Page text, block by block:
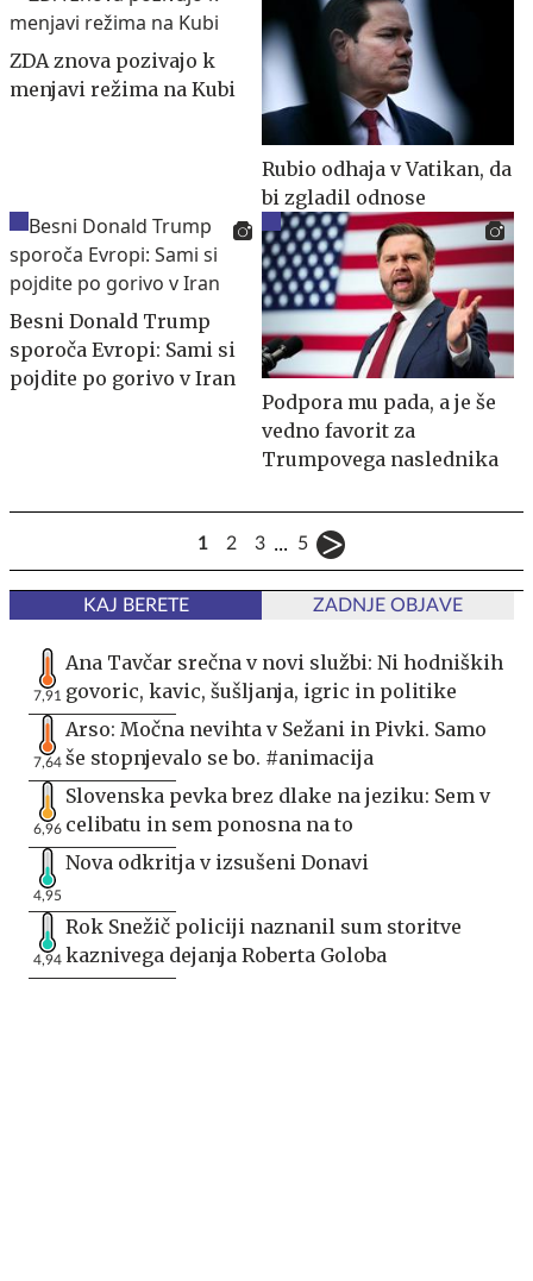
ZDA znova pozivajo k
menjavi režima na Kubi
Rubio odhaja v Vatikan, da
bi zgladil odnose
Besni Donald Trump
sporoča Evropi: Sami si
pojdite po gorivo v Iran
Podpora mu pada, a je še
vedno favorit za
Trumpovega naslednika
1 2 3 ... 5
KAJ BERETE ZADNJE OBJAVE
7,91
Ana Tavčar srečna v novi službi: Ni hodniških
govoric, kavic, šušljanja, igric in politike
7,64
Arso: Močna nevihta v Sežani in Pivki. Samo
še stopnjevalo se bo. #animacija
6,96
Slovenska pevka brez dlake na jeziku: Sem v
celibatu in sem ponosna na to
4,95
Nova odkritja v izsušeni Donavi
4,94
Rok Snežič policiji naznanil sum storitve
kaznivega dejanja Roberta Goloba